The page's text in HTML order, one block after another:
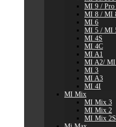
MI 9 /
MI 8 / MI
MI 6
MI 5 / MI
MI 4S
MI 4C
MI A1
MI A2/
MI 3
MI A3
MI 4I
MI Mix
MI Mix 3
MI Mix 2
MI Mix 2S